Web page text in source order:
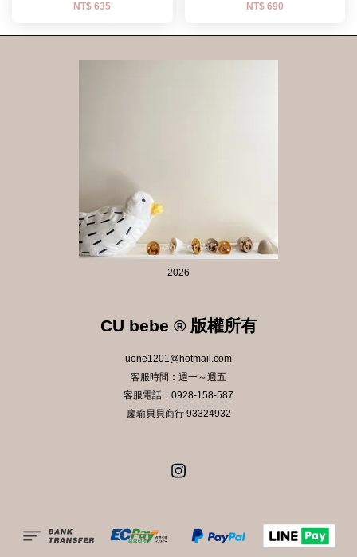
NT$ 635
NT$ 690
2026
CU bebe ® 版權所有
uone1201@hotmail.com
客服時間：週一～週五
客服電話：0928-158-587
慶瑜貝貝商行 93324932